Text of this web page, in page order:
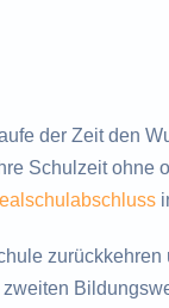
der Zeit den
Schulzeit ohne
zurückkehren